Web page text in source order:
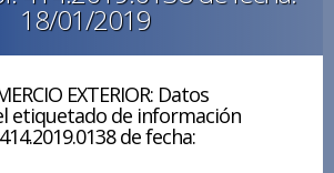
18/01/2019
EXTERIOR: Datos
etiquetado de información
de fecha: